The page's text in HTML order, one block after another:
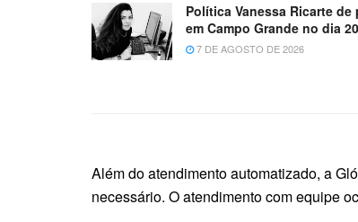
Política Vanessa Ricarte
em Campo Grande no dia
7 DE AGOSTO DE 2026
Além do atendimento automatizado, a
necessário. O atendimento com equipe